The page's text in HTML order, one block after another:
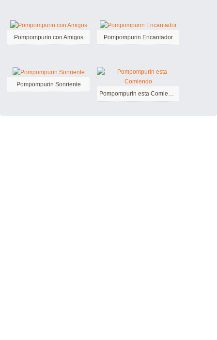
Pompompurin con Amigos Pompompurin Encantador
Pompompurin Sonriente
Pompompurin esta Comiendo